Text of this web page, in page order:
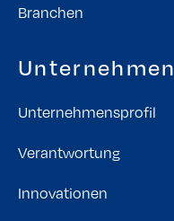
Branchen
Unternehmen
Unternehmensprofil
Verantwortung
Innovationen